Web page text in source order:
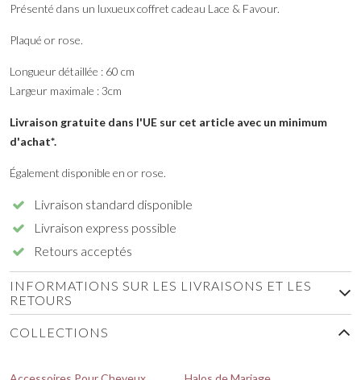
Présenté dans un luxueux coffret cadeau Lace & Favour.
Plaqué or rose.
Longueur détaillée : 60 cm
Largeur maximale : 3cm
Livraison gratuite dans l'UE sur cet article avec un minimum
d'achat*.
Également disponible en or rose.
Livraison standard disponible
Livraison express possible
Retours acceptés
INFORMATIONS SUR LES LIVRAISONS ET LES
RETOURS
COLLECTIONS